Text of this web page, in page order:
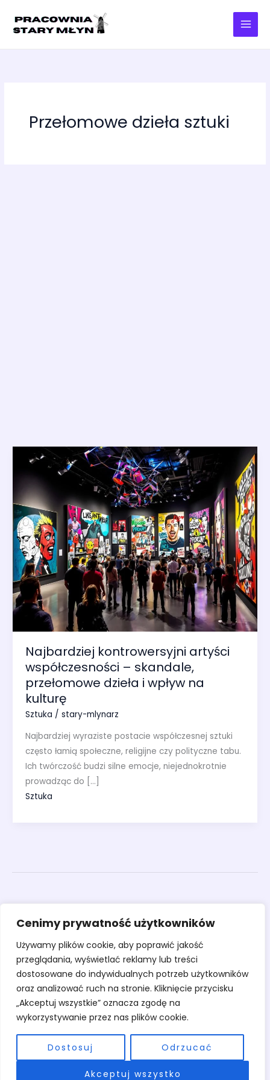
Cenimy prywatność użytkowników
Używamy plików cookie, aby poprawić jakość
przeglądania, wyświetlać reklamy lub treści
dostosowane do indywidualnych potrzeb użytkowników
oraz analizować ruch na stronie. Kliknięcie przycisku
„Akceptuj wszystkie” oznacza zgodę na
wykorzystywanie przez nas plików cookie.
Dostosuj Odrzucać
Akceptuj wszystko
treści
Przełomowe dzieła sztuki
Najbardziej kontrowersyjni artyści
współczesności – skandale,
przełomowe dzieła i wpływ na
kulturę
Sztuka / stary-mlynarz
Najbardziej wyraziste postacie współczesnej sztuki
często łamią społeczne, religijne czy polityczne tabu.
Ich twórczość budzi silne emocje, niejednokrotnie
prowadząc do […]
Sztuka
Rzeźby
Sztuka
Warsztaty
O pracowni
Kontakt
Copyright © 2026 Pracownia Stary Młyn | Powered by Pracownia Stary
Młyn